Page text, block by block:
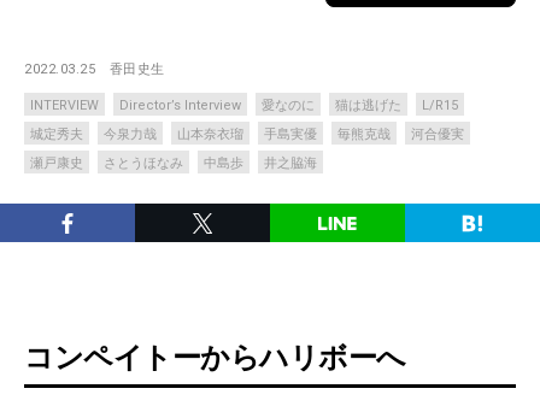
2022.03.25 香田史生
INTERVIEW Director’s Interview 愛なのに 猫は逃げた
L/R15
城定秀夫
今泉力哉 山本奈衣瑠 手島実優 毎熊克哉
河合優実
瀬戸康史
さとうほなみ 中島歩 井之脇海
コンペイトーからハリボーへ